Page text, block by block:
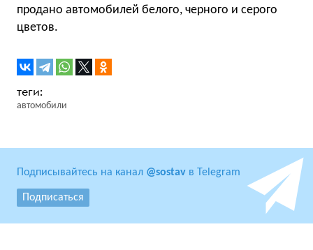
продано автомобилей белого, черного и серого
цветов.
автомобили
Подписывайтесь на канал @sostav в Telegram
Подписаться